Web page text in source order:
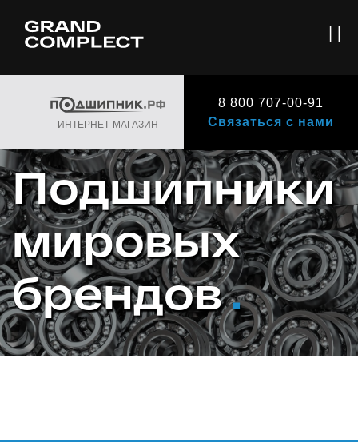
ИНТЕРНЕТ-МАГАЗИН
8 800 707-00-91
Связаться с нами
Подшипники
мировых
брендов.